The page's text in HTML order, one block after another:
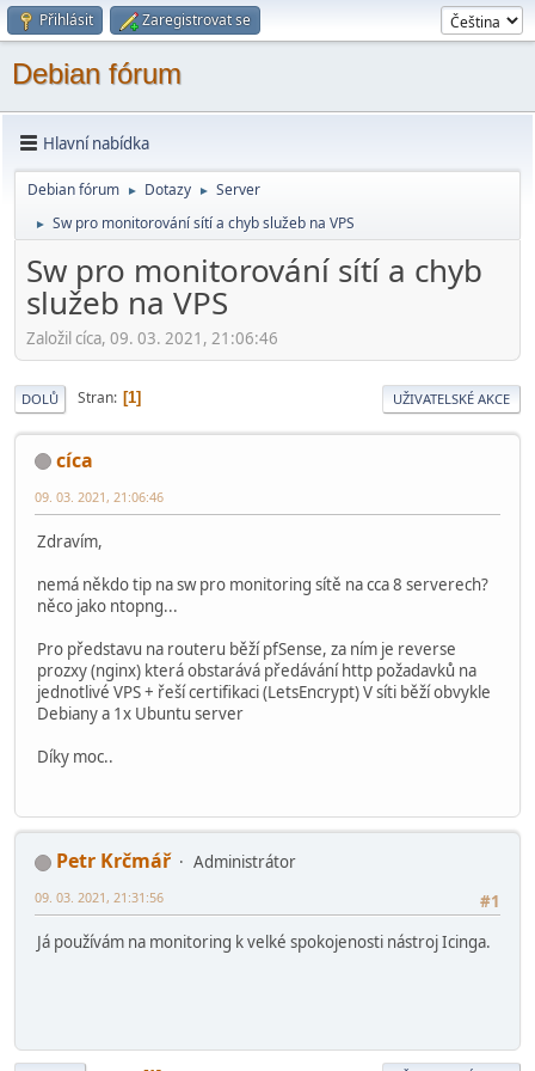
Přihlásit Zaregistrovat se
Debian fórum
Hlavní nabídka
Debian fórum ► Dotazy ► Server
► Sw pro monitorování sítí a chyb služeb na VPS
Sw pro monitorování sítí a chyb
služeb na VPS
Založil cíca, 09. 03. 2021, 21:06:46
DOLŮ Stran 1 UŽIVATELSKÉ AKCE
cíca
09. 03. 2021, 21:06:46
Zdravím,
nemá někdo tip na sw pro monitoring sítě na cca 8 serverech?
něco jako ntopng...
Pro představu na routeru běží pfSense, za ním je reverse
prozxy (nginx) která obstarává předávání http požadavků na
jednotlivé VPS + řeší certifikaci (LetsEncrypt) V síti běží obvykle
Debiany a 1x Ubuntu server
Díky moc..
Petr Krčmář
Administrátor
#1
09. 03. 2021, 21:31:56
Já používám na monitoring k velké spokojenosti nástroj Icinga.